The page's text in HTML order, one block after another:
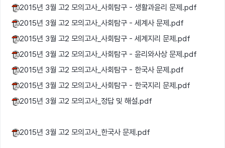
2015년 3월 고2 모의고사_사회탐구 - 생활과윤리 문제.pdf
2015년 3월 고2 모의고사_사회탐구 - 세계사 문제.pdf
2015년 3월 고2 모의고사_사회탐구 - 세계지리 문제.pdf
2015년 3월 고2 모의고사_사회탐구 - 윤리와사상 문제.pdf
2015년 3월 고2 모의고사_사회탐구 - 한국사 문제.pdf
2015년 3월 고2 모의고사_사회탐구 - 한국지리 문제.pdf
2015년 3월 고2 모의고사_정답 및 해설.pdf
2015년 3월 고2 모의고사_한국사 문제.pdf